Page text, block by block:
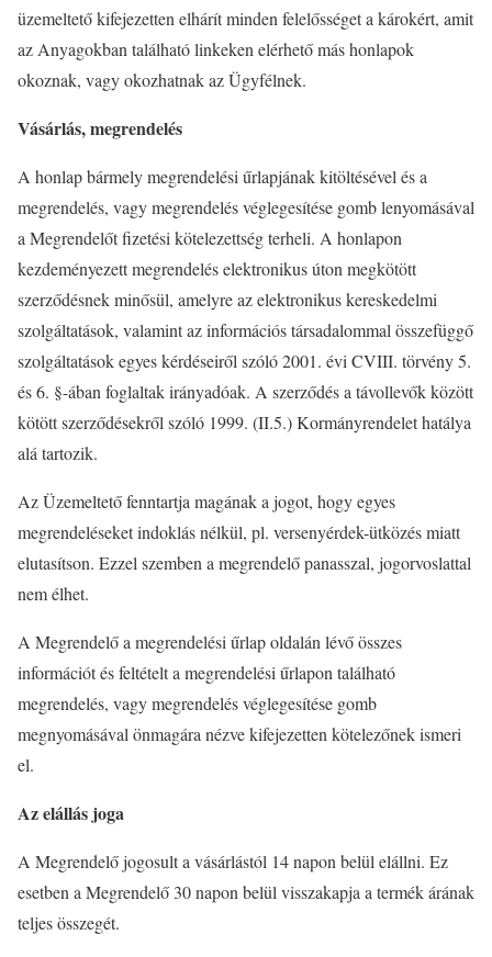
üzemeltető kifejezetten elhárít minden felelősséget a károkért, amit
az Anyagokban található linkeken elérhető más honlapok
okoznak, vagy okozhatnak az Ügyfélnek.
Vásárlás, megrendelés
A honlap bármely megrendelési űrlapjának kitöltésével és a
megrendelés, vagy megrendelés véglegesítése gomb lenyomásával
a Megrendelőt fizetési kötelezettség terheli. A honlapon
kezdeményezett megrendelés elektronikus úton megkötött
szerződésnek minősül, amelyre az elektronikus kereskedelmi
szolgáltatások, valamint az információs társadalommal összefüggő
szolgáltatások egyes kérdéseiről szóló 2001. évi CVIII. törvény 5.
és 6. §-ában foglaltak irányadóak. A szerződés a távollevők között
kötött szerződésekről szóló 1999. (II.5.) Kormányrendelet hatálya
alá tartozik.
Az Üzemeltető fenntartja magának a jogot, hogy egyes
megrendeléseket indoklás nélkül, pl. versenyérdek-ütközés miatt
elutasítson. Ezzel szemben a megrendelő panasszal, jogorvoslattal
nem élhet.
A Megrendelő a megrendelési űrlap oldalán lévő összes
információt és feltételt a megrendelési űrlapon található
megrendelés, vagy megrendelés véglegesítése gomb
megnyomásával önmagára nézve kifejezetten kötelezőnek ismeri
el.
Az elállás joga
A Megrendelő jogosult a vásárlástól 14 napon belül elállni. Ez
esetben a Megrendelő 30 napon belül visszakapja a termék árának
teljes összegét.